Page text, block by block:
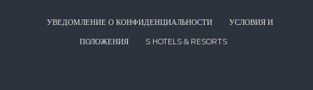
УВЕДОМЛЕНИЕ О КОНФИДЕНЦИАЛЬНОСТИ УСЛОВИЯ И
ПОЛОЖЕНИЯ S HOTELS & RESORTS